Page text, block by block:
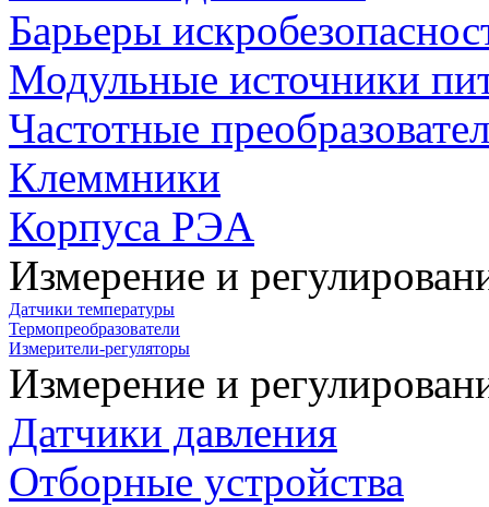
Барьеры
Модульные источники
Частотные
Клеммники
Корпуса РЭА
Измерение и
Датчики температуры
Термопреобразователи
Измерители-регуляторы
Измерение и
Датчики давления
Отборные устройства